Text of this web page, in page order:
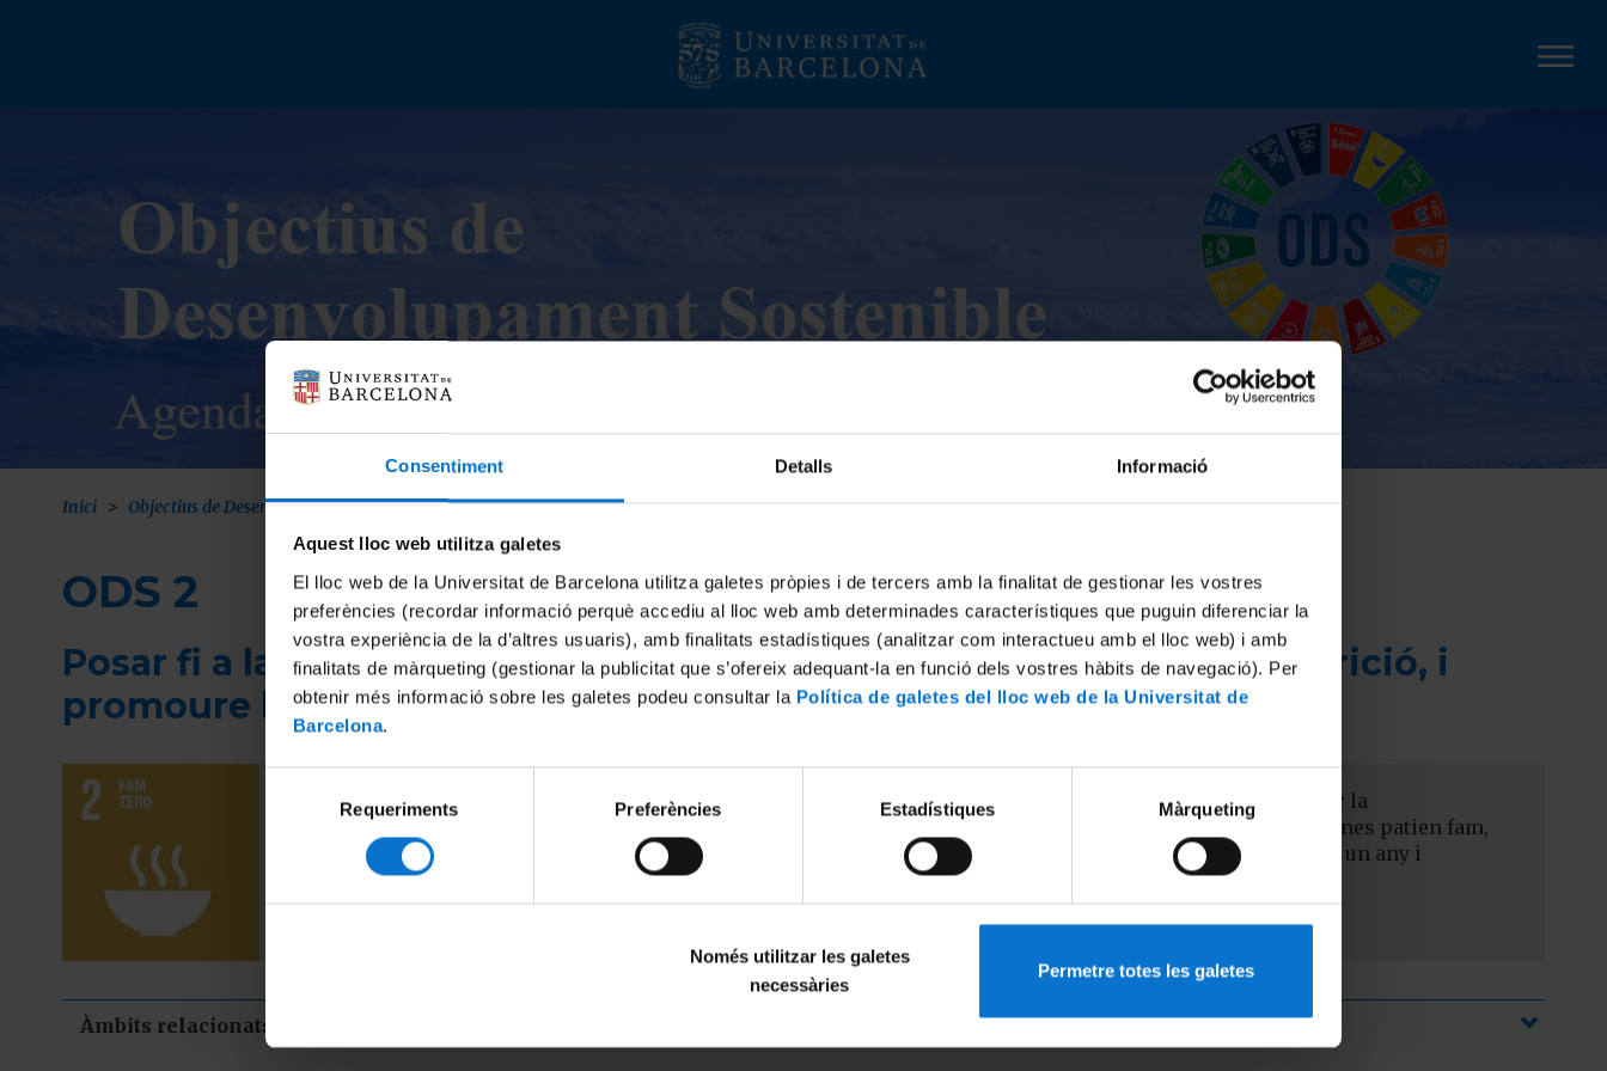
Consentiment Detalls Informació
Aquest lloc web utilitza galetes
El lloc web de la Universitat de Barcelona utilitza galetes pròpies i de tercers amb la finalitat de gestionar les vostres
preferències (recordar informació perquè accediu al lloc web amb determinades característiques que puguin diferenciar la
vostra experiència de la d’altres usuaris), amb finalitats estadístiques (analitzar com interactueu amb el lloc web) i amb
finalitats de màrqueting (gestionar la publicitat que s’ofereix adequant-la en funció dels vostres hàbits de navegació). Per
obtenir més informació sobre les galetes podeu consultar la Política de galetes del lloc web de la Universitat de
Barcelona.
consentiment
Requeriments Preferències Estadístiques Màrqueting
Només utilitzar les galetes
necessàries
Permetre totes les galetes
d'ariadna
Inici Objectius de Desenvolupament Sostenible ODS 2
ODS 2
Posar fi a la fam, assolir la seguretat alimentària i la millora de la nutrició, i
promoure l’agricultura sostenible
L’any 2015 va començar a augmentar lentament el nombre de persones que passaven gana (mesurat per la
prevalença de la desnutrició). Les estimacions actuals indiquen que al voltant de 690 milions de persones patien fam,
és a dir, el 8,9 % de la població mundial, i aquest percentatge equival a uns deu milions de persones en un any i
seixanta milions en cinc anys.
Àmbits relacionats